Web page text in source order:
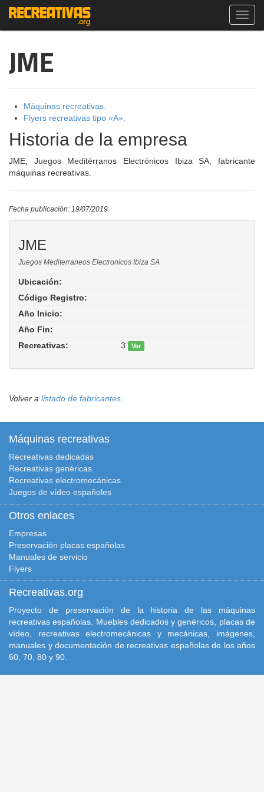
JME
Máquinas recreativas.
Flyers recreativas tipo «A».
Historia de la empresa
JME, Juegos Meditérranos Electrónicos Ibiza SA, fabricante
máquinas recreativas.
Fecha publicación: 19/07/2019
JME
Juegos Mediterraneos Electronicos Ibiza SA
Ubicación:
Código Registro:
Año Inicio:
Año Fin:
Recreativas:
3 Ver
Volver a listado de fabricantes
Máquinas recreativas
Recreativas dedicadas
Recreativas genéricas
Recreativas electromecánicas
Juegos de vídeo españoles
Otros enlaces
Empresas
Preservación placas españolas
Manuales de servicio
Flyers
Recreativas.org
Proyecto de preservación de la historia de las máquinas
recreativas españolas. Muebles dedicados y genéricos, placas de
vídeo, recreativas electromecánicas y mecánicas, imágenes,
manuales y documentación de recreativas españolas de los años
60, 70, 80 y 90.